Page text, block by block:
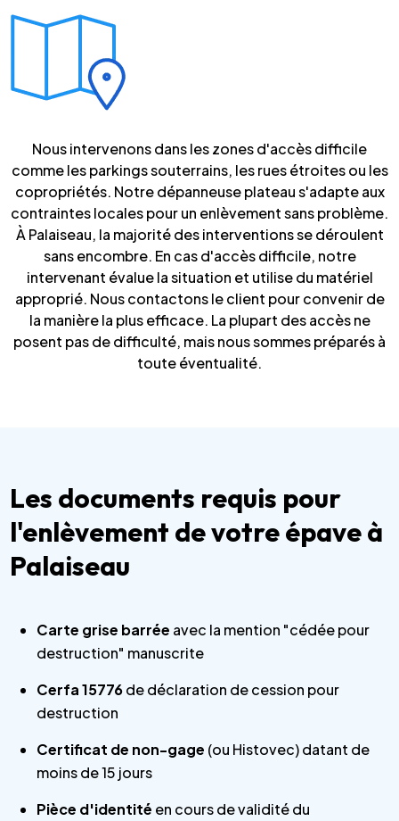
Nous intervenons dans les zones d'accès difficile
comme les parkings souterrains, les rues étroites ou les
copropriétés. Notre dépanneuse plateau s'adapte aux
contraintes locales pour un enlèvement sans problème.
À Palaiseau, la majorité des interventions se déroulent
sans encombre. En cas d'accès difficile, notre
intervenant évalue la situation et utilise du matériel
approprié. Nous contactons le client pour convenir de
la manière la plus efficace. La plupart des accès ne
posent pas de difficulté, mais nous sommes préparés à
toute éventualité.
Les documents requis pour
l'enlèvement de votre épave à
Palaiseau
Carte grise barrée avec la mention "cédée pour
destruction" manuscrite
Cerfa 15776de déclaration de cession pour
destruction
Certificat de non-gage (ou Histovec) datant de
moins de 15 jours
Pièce d'identité en cours de validité du